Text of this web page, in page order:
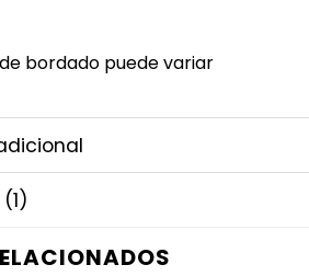
bordado puede variar